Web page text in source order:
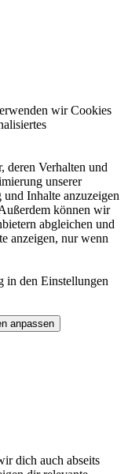
wir Cookies
deren Verhalten und
unserer
Inhalte anzuzeigen
können wir
abgleichen und
anzeigen, nur wenn
den Einstellungen
anpassen
dich auch abseits